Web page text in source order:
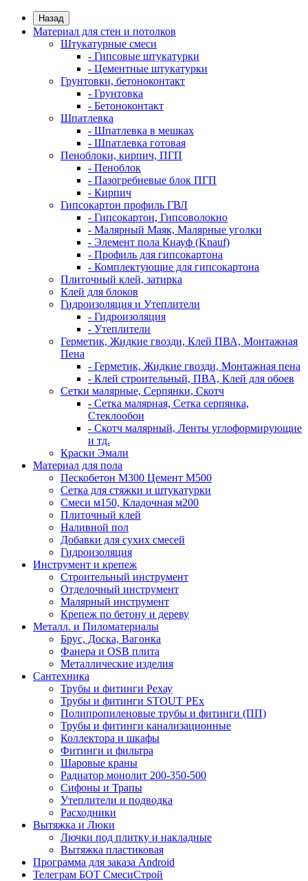
Назад
Материал для стен и потолков
Штукатурные смеси
- Гипсовые штукатурки
- Цементные штукатурки
Грунтовки, бетоноконтакт
- Грунтовка
- Бетоноконтакт
Шпатлевка
- Шпатлевка в мешках
- Шпатлевка готовая
Пеноблоки, кирпич, ПГП
- Пеноблок
- Пазогребневые блок ПГП
- Кирпич
Гипсокартон профиль ГВЛ
- Гипсокартон, Гипсоволокно
- Малярный Маяк, Малярные уголки
- Элемент пола Кнауф (Knauf)
- Профиль для гипсокартона
- Комплектующие для гипсокартона
Плиточный клей, затирка
Клей для блоков
Гидроизоляция и Утеплители
- Гидроизоляция
- Утеплители
Герметик, Жидкие гвозди, Клей ПВА, Монтажная
Пена
- Герметик, Жидкие гвозди, Монтажная пена
- Клей строительный, ПВА, Клей для обоев
Сетки малярные, Серпянки, Скотч
- Сетка малярная, Сетка серпянка,
Стеклообои
- Скотч малярный, Ленты углоформирующие
и тд.
Краски Эмали
Материал для пола
Пескобетон М300 Цемент М500
Сетка для стяжки и штукатурки
Смеси м150, Кладочная м200
Плиточный клей
Наливной пол
Добавки для сухих смесей
Гидроизоляция
Инструмент и крепеж
Строительный инструмент
Отделочный инструмент
Малярный инструмент
Крепеж по бетону и дереву
Металл. и Пиломатериалы
Брус, Доска, Вагонка
Фанера и OSB плита
Металлические изделия
Сантехника
Трубы и фитинги Рехау
Трубы и фитинги STOUT PEx
Полипропиленовые трубы и фитинги (ПП)
Трубы и фитинги канализационные
Коллектора и шкафы
Фитинги и фильтра
Шаровые краны
Радиатор монолит 200-350-500
Сифоны и Трапы
Утеплители и подводка
Расходники
Вытяжка и Люки
Лючки под плитку и накладные
Вытяжка пластиковая
Программа для заказа Android
Телеграм БОТ СмесиСтрой